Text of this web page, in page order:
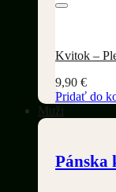
Kvitok –
9,90 €
Pridať do
Muži
Pánska